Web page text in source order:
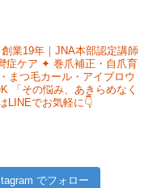
業19年｜JNA本部認定講師
症ケア ✦ 巻爪補正・自爪育
まつ毛カール・アイブロウ
「その悩み、あきらめなく
LINEでお気軽に👇
でフォロー